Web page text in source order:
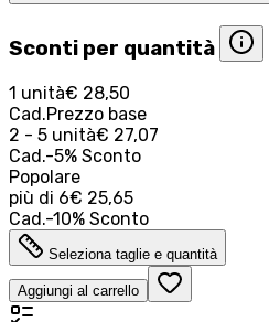
Sconti per quantità
1 unità€ 28,50
Cad.Prezzo base
2 - 5 unità€ 27,07
Cad.-5% Sconto
Popolare
più di 6€ 25,65
Cad.-10% Sconto
Seleziona taglie e quantità
Aggiungi al carrello